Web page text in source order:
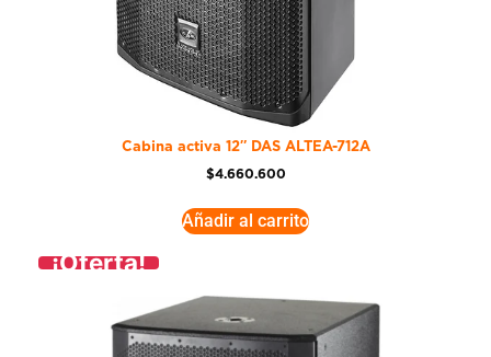
Cabina activa 12″ DAS ALTEA-712A
$4.660.600
Añadir al carrito
¡Oferta!